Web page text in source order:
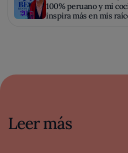
100% peruano y mi
inspira más en mis
Leer más